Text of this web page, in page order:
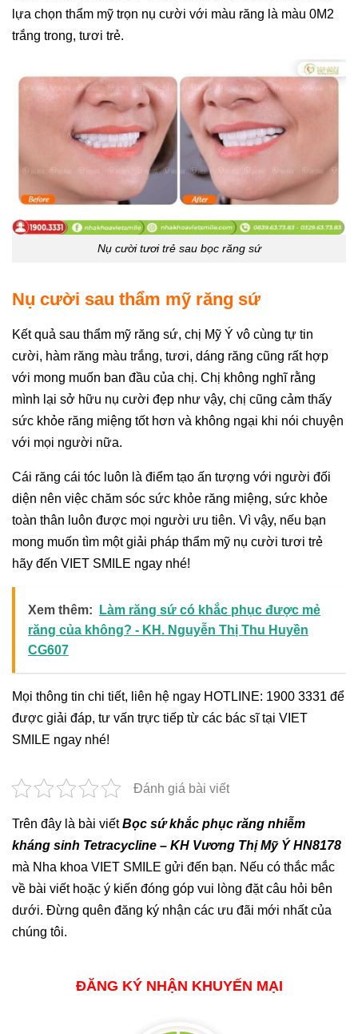
lựa chọn thẩm mỹ trọn nụ cười với màu răng là màu 0M2
trắng trong, tươi trẻ.
Nụ cười tươi trẻ sau bọc răng sứ
Nụ cười sau thẩm mỹ răng sứ
Kết quả sau thẩm mỹ răng sứ, chị Mỹ Ý vô cùng tự tin
cười, hàm răng màu trắng, tươi, dáng răng cũng rất hợp
với mong muốn ban đầu của chị. Chị không nghĩ rằng
mình lại sở hữu nụ cười đẹp như vậy, chị cũng cảm thấy
sức khỏe răng miệng tốt hơn và không ngại khi nói chuyện
với mọi người nữa.
Cái răng cái tóc luôn là điểm tạo ấn tượng với người đối
diện nên việc chăm sóc sức khỏe răng miệng, sức khỏe
toàn thân luôn được mọi người ưu tiên. Vì vậy, nếu bạn
mong muốn tìm một giải pháp thẩm mỹ nụ cười tươi trẻ
hãy đến VIET SMILE ngay nhé!
Xem thêm:
Làm răng sứ có khắc phục được mẻ
răng của không? - KH. Nguyễn Thị Thu Huyền
CG607
Mọi thông tin chi tiết, liên hệ ngay HOTLINE: 1900 3331 để
được giải đáp, tư vấn trực tiếp từ các bác sĩ tại VIET
SMILE ngay nhé!
Đánh giá bài viết
Trên đây là bài viếtBọc sứ khắc phục răng nhiễm
kháng sinh Tetracycline – KH Vương Thị Mỹ Ý HN8178
mà Nha khoa VIET SMILE gửi đến bạn. Nếu có thắc mắc
về bài viết hoặc ý kiến đóng góp vui lòng đặt câu hỏi bên
dưới. Đừng quên đăng ký nhận các ưu đãi mới nhất của
chúng tôi.
ĐĂNG KÝ NHẬN KHUYẾN MẠI